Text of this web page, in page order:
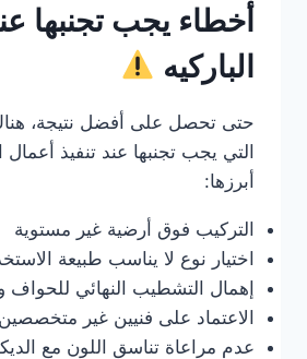
أخطاء يجب تجنبها
الباركيه
حتى تحصل على أفضل نتيجة،
التي يجب تجنبها عند تنفيذ أعمال
أبرزها:
التركيب فوق أرضية غير مستوية
اختيار نوع لا يناسب طبيعة
إهمال التشطيب النهائي للحواف
الاعتماد على فنيين غير متخصصين
عدم مراعاة تناسق اللون مع